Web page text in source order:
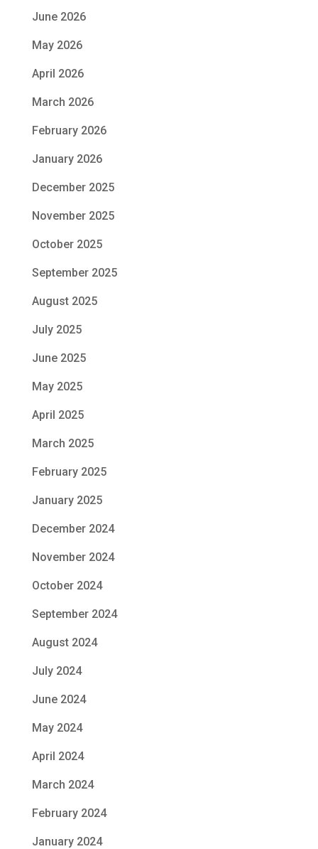
June 2026
May 2026
April 2026
March 2026
February 2026
January 2026
December 2025
November 2025
October 2025
September 2025
August 2025
July 2025
June 2025
May 2025
April 2025
March 2025
February 2025
January 2025
December 2024
November 2024
October 2024
September 2024
August 2024
July 2024
June 2024
May 2024
April 2024
March 2024
February 2024
January 2024